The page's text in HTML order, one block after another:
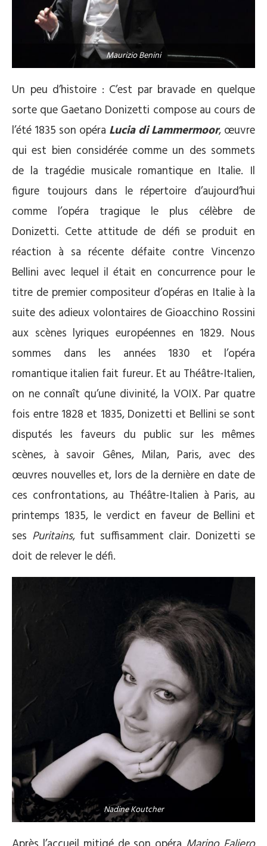
Maurizio Benini
Un peu d’histoire : C’est par bravade en quelque
sorte que Gaetano Donizetti compose au cours de
l’été 1835 son opéra Lucia di Lammermoor, œuvre
qui est bien considérée comme un des sommets
de la tragédie musicale romantique en Italie. Il
figure toujours dans le répertoire d’aujourd’hui
comme l’opéra tragique le plus célèbre de
Donizetti. Cette attitude de défi se produit en
réaction à sa récente défaite contre Vincenzo
Bellini avec lequel il était en concurrence pour le
titre de premier compositeur d’opéras en Italie à la
suite des adieux volontaires de Gioacchino Rossini
aux scènes lyriques européennes en 1829. Nous
sommes dans les années 1830 et l’opéra
romantique italien fait fureur. Et au Théâtre-Italien,
on ne connaît qu’une divinité, la VOIX. Par quatre
fois entre 1828 et 1835, Donizetti et Bellini se sont
disputés les faveurs du public sur les mêmes
scènes, à savoir Gênes, Milan, Paris, avec des
œuvres nouvelles et, lors de la dernière en date de
ces confrontations, au Théâtre-Italien à Paris, au
printemps 1835, le verdict en faveur de Bellini et
ses Puritains, fut suffisamment clair. Donizetti se
doit de relever le défi.
Nadine Koutcher